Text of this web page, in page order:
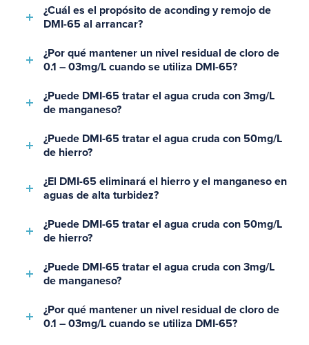
¿Cuál es el propósito de aconding y remojo de
DMI-65 al arrancar?
¿Por qué mantener un nivel residual de cloro de
0.1 – 03mg/L cuando se utiliza DMI-65?
¿Puede DMI-65 tratar el agua cruda con 3mg/L
de manganeso?
¿Puede DMI-65 tratar el agua cruda con 50mg/L
de hierro?
¿El DMI-65 eliminará el hierro y el manganeso en
aguas de alta turbidez?
¿Puede DMI-65 tratar el agua cruda con 50mg/L
de hierro?
¿Puede DMI-65 tratar el agua cruda con 3mg/L
de manganeso?
¿Por qué mantener un nivel residual de cloro de
0.1 – 03mg/L cuando se utiliza DMI-65?